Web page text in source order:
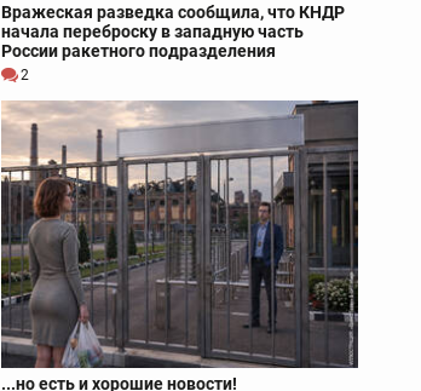
Вражеская разведка сообщила, что КНДР
начала переброску в западную часть
России ракетного подразделения
2
...но есть и хорошие новости!